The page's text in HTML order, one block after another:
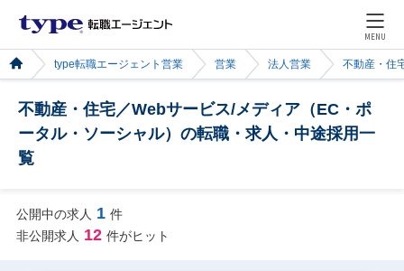
MENU
type転職エージェント営業 営業 法人営業 不動産・住
不動産・住宅／Webサービス/メディア（EC・ポ
ータル・ソーシャル）の転職・求人・中途採用一
覧
公開中の求人 1 件
非公開求人 12 件がヒット